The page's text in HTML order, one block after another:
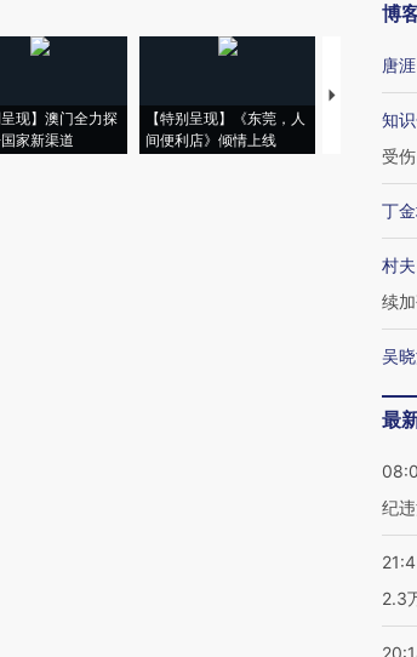
呈现】澳门全力探
家新渠道
【特别呈现】《东莞，人
间便利店》倾情上线
【推广】走
会，让数智
博
唐涯
知
受伤
丁
村
续
吴
最
纪
2.3